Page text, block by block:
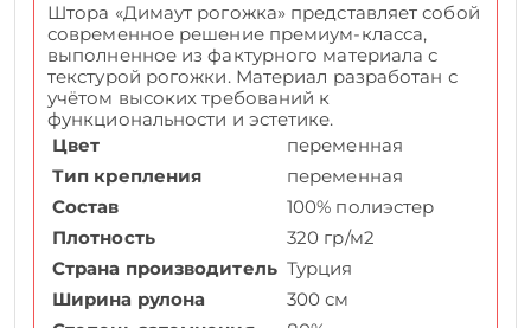
Штора «Димаут рогожка» представляет собой
современное решение премиум-класса,
выполненное из фактурного материала с
текстурой рогожки. Материал разработан с
учётом высоких требований к
функциональности и эстетике.
Цвет
переменная
Тип крепления
переменная
Состав
100% полиэстер
Плотность
320 гр/м2
Страна производитель Турция
Ширина рулона
300 см